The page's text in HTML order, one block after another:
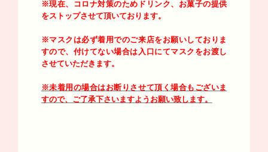
※現在、コロナ対策のためドリンク、お菓子の提供
をストップさせて頂いております。
※マスクは必ず着用でのご来店をお願いしておりま
すので、付けてない場合は入口にてマスクをお渡し
させていただきます。
※未着用の場合はお断りさせて頂く場合もございま
すので、ご了承下さいますようお願い致します。